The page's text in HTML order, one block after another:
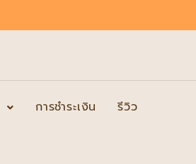
การชำระเงิน รีวิว